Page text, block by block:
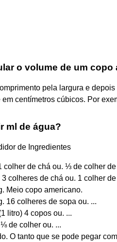
o volume de um copo
pela largura e
centímetros cúbicos. Por
ml de água?
de Ingredientes
colher de chá ou. ⅓ de colher
3 colheres de chá ou. 1 colher
Meio copo americano.
16 colheres de sopa ou. ...
litro) 4 copos ou. ...
de colher ou. ...
O tanto que se pode pegar